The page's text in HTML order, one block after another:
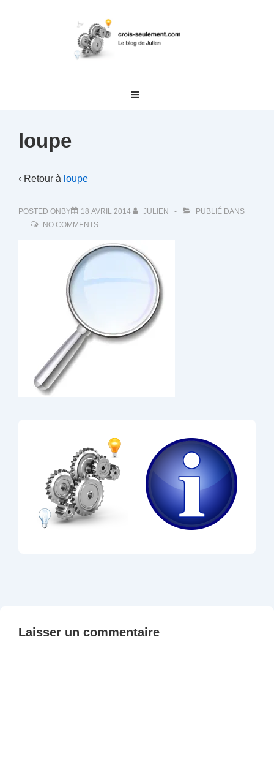
loupe
‹ Retour à loupe
POSTED ONBY 18 AVRIL 2014 JULIEN
PUBLIÉ DANS
NO COMMENTS
Laisser un commentaire